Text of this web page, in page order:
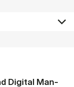
Di­git­al Man­